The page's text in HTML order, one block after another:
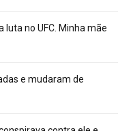
luta no UFC. Minha mãe
e mudaram de